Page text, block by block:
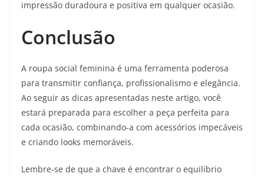
impressão duradoura e positiva em qualquer ocasião.
Conclusão
A roupa social feminina é uma ferramenta poderosa
para transmitir confiança, profissionalismo e elegância.
Ao seguir as dicas apresentadas neste artigo, você
estará preparada para escolher a peça perfeita para
cada ocasião, combinando-a com acessórios impecáveis
e criando looks memoráveis.
Lembre-se de que a chave é encontrar o equilíbrio